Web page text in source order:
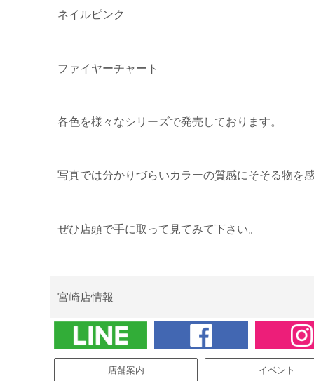
ネイルピンク
ファイヤーチャート
各色を様々なシリーズで発売しております。
写真では分かりづらいカラーの質感にそそる物を感
ぜひ店頭で手に取って見てみて下さい。
宮崎店情報
店舗案内 イベント